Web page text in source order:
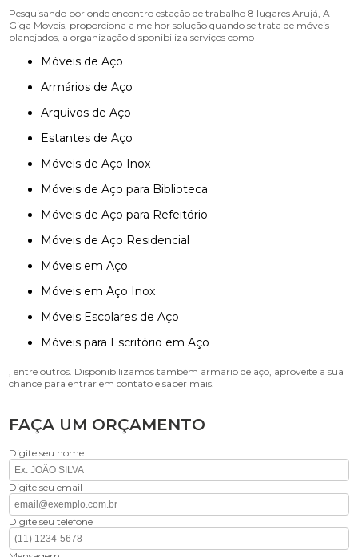
Pesquisando por onde encontro estação de trabalho 8 lugares Arujá, A
Giga Moveis, proporciona a melhor solução quando se trata de móveis
planejados, a organização disponibiliza serviços como
Móveis de Aço
Armários de Aço
Arquivos de Aço
Estantes de Aço
Móveis de Aço Inox
Móveis de Aço para Biblioteca
Móveis de Aço para Refeitório
Móveis de Aço Residencial
Móveis em Aço
Móveis em Aço Inox
Móveis Escolares de Aço
Móveis para Escritório em Aço
, entre outros. Disponibilizamos também armario de aço, aproveite a sua
chance para entrar em contato e saber mais.
FAÇA UM ORÇAMENTO
Digite seu nome
Digite seu email
Digite seu telefone